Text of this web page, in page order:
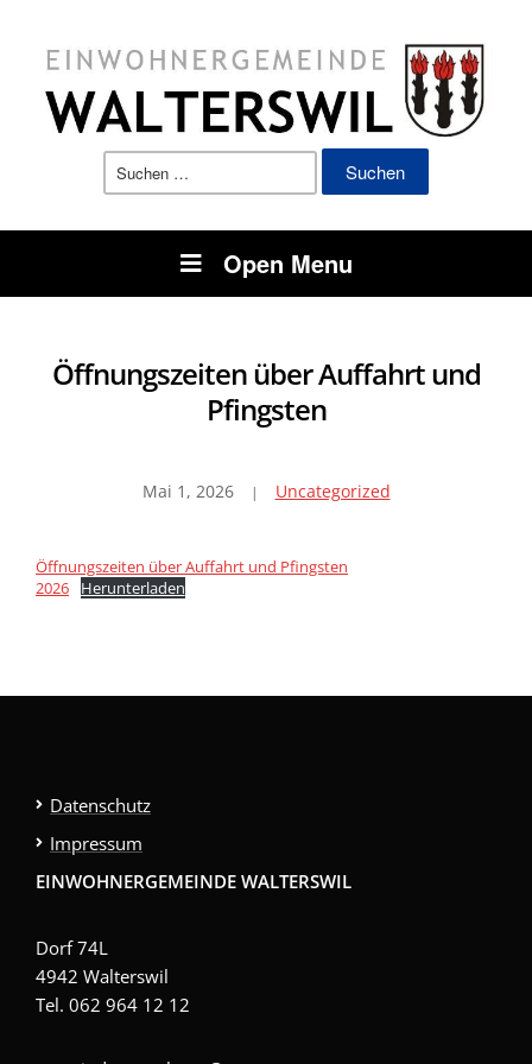
Suchen
Open Menu
Öffnungszeiten über Auffahrt und
Pfingsten
Mai 1, 2026 Uncategorized
Öffnungszeiten über Auffahrt und Pfingsten
2026
Herunterladen
Datenschutz
Impressum
EINWOHNERGEMEINDE WALTERSWIL
Dorf 74L
4942 Walterswil
Tel. 062 964 12 12